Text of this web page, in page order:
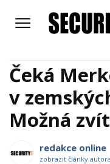
Čeká
v
Možná
redakce online
zobrazit články autora